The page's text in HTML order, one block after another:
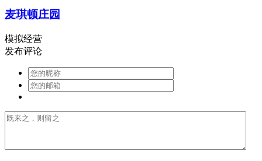
麦琪顿庄园
模拟经营
发布评论